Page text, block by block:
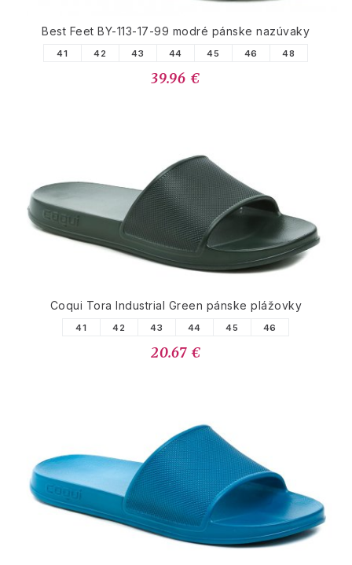
Best Feet BY-113-17-99 modré pánske nazúvaky
41 42 43 44 45 46 48
39.96 €
Coqui Tora Industrial Green pánske plážovky
41 42 43 44 45 46
20.67 €